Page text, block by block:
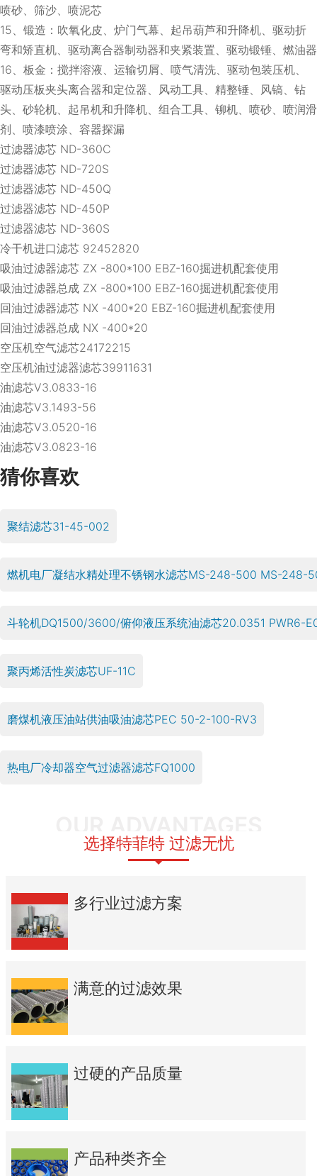
喷砂、筛沙、喷泥芯
15、锻造：吹氧化皮、炉门气幕、起吊葫芦和升降机、驱动折
弯和矫直机、驱动离合器制动器和夹紧装置、驱动锻锤、燃油器
16、板金：搅拌溶液、运输切屑、喷气清洗、驱动包装压机、
驱动压板夹头离合器和定位器、风动工具、精整锤、风镐、钻
头、砂轮机、起吊机和升降机、组合工具、铆机、喷砂、喷润滑
剂、喷漆喷涂、容器探漏
过滤器滤芯 ND-360C
过滤器滤芯 ND-720S
过滤器滤芯 ND-450Q
过滤器滤芯 ND-450P
过滤器滤芯 ND-360S
冷干机进口滤芯 92452820
吸油过滤器滤芯 ZX -800*100 EBZ-160掘进机配套使用
吸油过滤器总成 ZX -800*100 EBZ-160掘进机配套使用
回油过滤器滤芯 NX -400*20 EBZ-160掘进机配套使用
回油过滤器总成 NX -400*20
空压机空气滤芯24172215
空压机油过滤器滤芯39911631
油滤芯V3.0833-16
油滤芯V3.1493-56
油滤芯V3.0520-16
油滤芯V3.0823-16
猜你喜欢
聚结滤芯31-45-002
燃机电厂凝结水精处理不锈钢水滤芯MS-248-500 MS-248-
斗轮机DQ1500/3600/俯仰液压系统油滤芯20.0351 PWR6-
聚丙烯活性炭滤芯UF-11C
磨煤机液压油站供油吸油滤芯PEC 50-2-100-RV3
热电厂冷却器空气过滤器滤芯FQ1000
选择特菲特 过滤无忧
多行业过滤方案
满意的过滤效果
过硬的产品质量
产品种类齐全